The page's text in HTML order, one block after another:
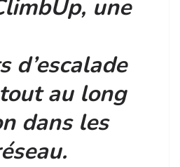
, une
d’escalade
au long
dans les